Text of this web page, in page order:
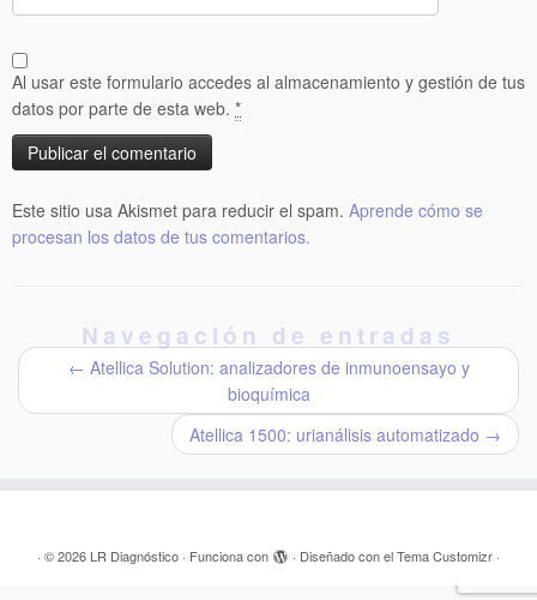
Al usar este formulario accedes al almacenamiento y gestión de tus
datos por parte de esta web. *
Este sitio usa Akismet para reducir el spam. Aprende cómo se
procesan los datos de tus comentarios.
Navegación de entradas
← Atellica Solution: analizadores de inmunoensayo y
bioquímica
Atellica 1500: urianálisis automatizado →
· © 2026 LR Diagnóstico · Funciona con · Diseñado con elTema Customizr ·